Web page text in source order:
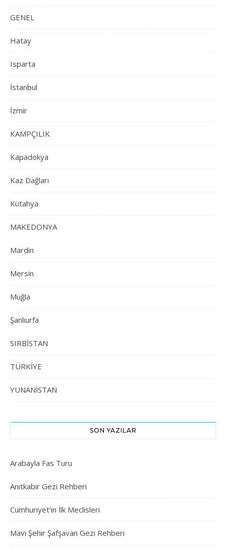
GENEL
Hatay
Isparta
İstanbul
İzmir
KAMPÇILIK
Kapadokya
Kaz Dağları
Kütahya
MAKEDONYA
Mardin
Mersin
Muğla
Şanlıurfa
SIRBİSTAN
TÜRKİYE
YUNANİSTAN
SON YAZILAR
Arabayla Fas Turu
Anıtkabir Gezi Rehberi
Cumhuriyet’in İlk Meclisleri
Mavi Şehir Şafşavan Gezi Rehberi